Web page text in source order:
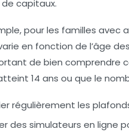
capitaux.
pour les familles avec
en fonction de l’âge
de bien comprendre
14 ans ou que le
régulièrement les
des simulateurs en ligne